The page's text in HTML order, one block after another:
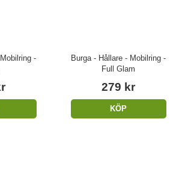
-
Burga - Hållare - Mobilring -
Full Glam
279 kr
KÖP